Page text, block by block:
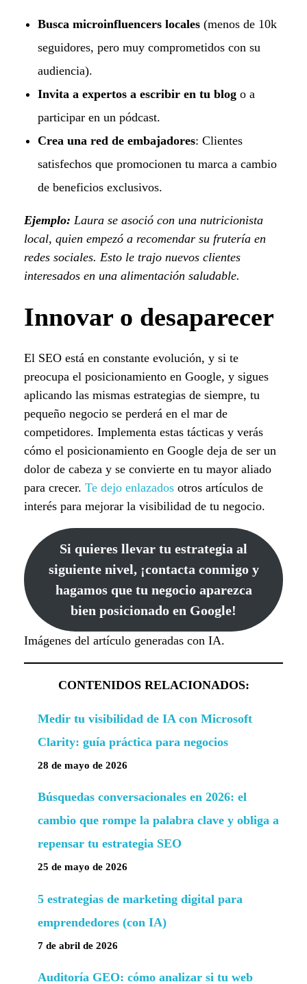
Busca microinfluencers locales(menos de 10k
seguidores, pero muy comprometidos con su
audiencia).
Invita a expertos a escribir en tu blogo a
participar en un pódcast.
Crea una red de embajadores: Clientes
satisfechos que promocionen tu marca a cambio
de beneficios exclusivos.
Ejemplo: Laura se asoció con una nutricionista
local, quien empezó a recomendar su frutería en
redes sociales. Esto le trajo nuevos clientes
interesados en una alimentación saludable.
Innovar o desaparecer
El SEO está en constante evolución, y si te
preocupa el posicionamiento en Google, y sigues
aplicando las mismas estrategias de siempre, tu
pequeño negocio se perderá en el mar de
competidores. Implementa estas tácticas y verás
cómo el posicionamiento en Google deja de ser un
dolor de cabeza y se convierte en tu mayor aliado
para crecer. Te dejo enlazados otros artículos de
interés para mejorar la visibilidad de tu negocio.
Si quieres llevar tu estrategia al
siguiente nivel, ¡contacta conmigo y
hagamos que tu negocio aparezca
bien posicionado en Google!
Imágenes del artículo generadas con IA.
CONTENIDOS RELACIONADOS:
Medir tu visibilidad de IA con Microsoft
Clarity: guía práctica para negocios
28 de mayo de 2026
Búsquedas conversacionales en 2026: el
cambio que rompe la palabra clave y obliga a
repensar tu estrategia SEO
25 de mayo de 2026
5 estrategias de marketing digital para
emprendedores (con IA)
7 de abril de 2026
Auditoría GEO: cómo analizar si tu web